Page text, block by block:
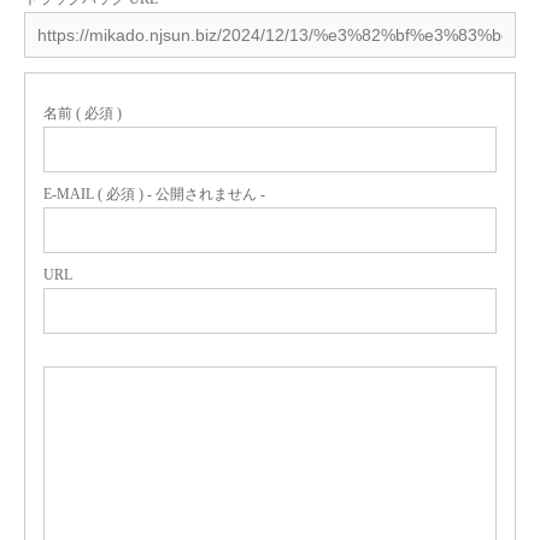
名前 ( 必須 )
E-MAIL ( 必須 ) - 公開されません -
URL